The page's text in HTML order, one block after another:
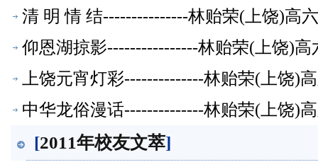
清 明 情 结---------------林贻荣(上饶)高
仰恩湖掠影----------------林贻荣(上饶)高
上饶元宵灯彩--------------林贻荣(上饶)
中华龙俗漫话--------------林贻荣(上饶)
[2011年校友文萃]